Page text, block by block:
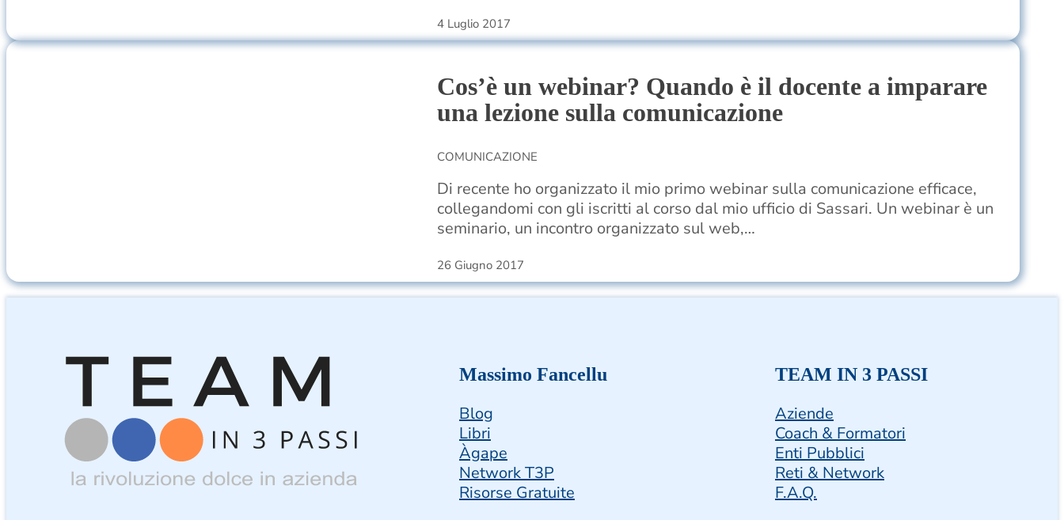
4 Luglio 2017
Cos’è un webinar? Quando è il docente a imparare
una lezione sulla comunicazione
COMUNICAZIONE
Di recente ho organizzato il mio primo webinar sulla comunicazione efficace,
collegandomi con gli iscritti al corso dal mio ufficio di Sassari. Un webinar è un
seminario, un incontro organizzato sul web,…
26 Giugno 2017
Massimo Fancellu
Blog
Libri
Àgape
Network T3P
Risorse Gratuite
TEAM IN 3 PASSI
Aziende
Coach & Formatori
Enti Pubblici
Reti & Network
F.A.Q.